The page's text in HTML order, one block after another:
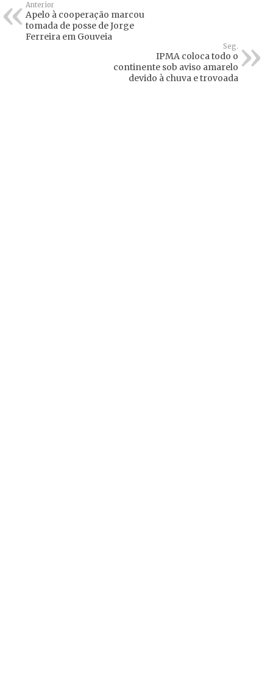
Anterior
Apelo à cooperação marcou
tomada de posse de Jorge
Ferreira em Gouveia
Seg.
IPMA coloca todo o
continente sob aviso amarelo
devido à chuva e trovoada